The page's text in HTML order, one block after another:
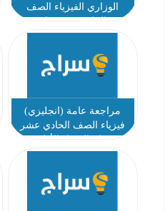
الوزاري الفيزياء الصف
مراجعة عامة (انجليزي)
فيزياء الصف الحادي عشر